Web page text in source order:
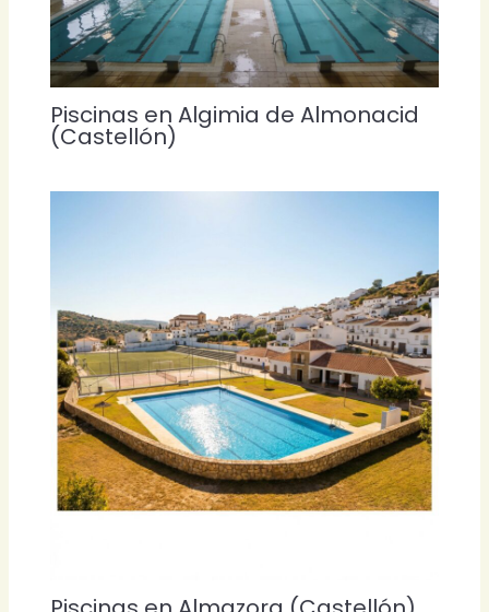
Piscinas en Algimia de Almonacid
(Castellón)